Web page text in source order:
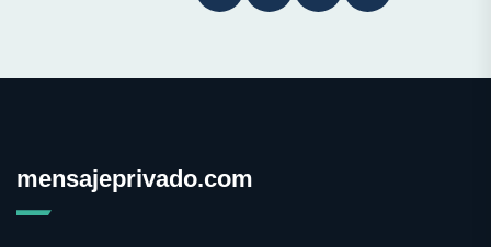
mensajeprivado.com